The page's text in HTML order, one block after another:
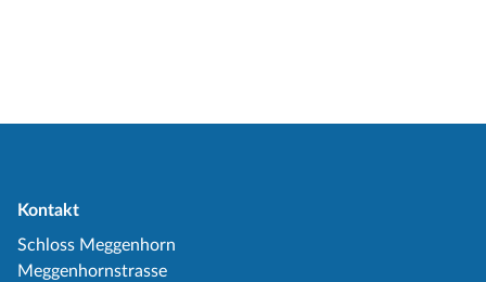
Kontakt
Schloss Meggenhorn
Meggenhornstrasse